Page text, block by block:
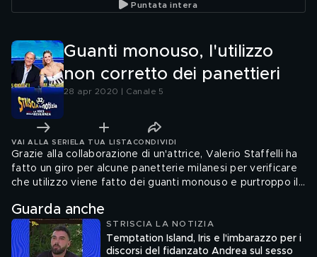
Puntata intera
Guanti monouso, l'utilizzo
non corretto dei panettieri
28 apr 2020 | Canale 5
VAI ALLA SERIE LA TUA LISTA CONDIVIDI
Grazie alla collaborazione di un'attrice, Valerio Staffelli ha
fatto un giro per alcune panetterie milanesi per verificare
che utilizzo viene fatto dei guanti monouso e purtroppo il
Guarda anche
STRISCIA LA NOTIZIA
Temptation Island, Iris e l'imbarazzo per i
discorsi del fidanzato Andrea sul sesso